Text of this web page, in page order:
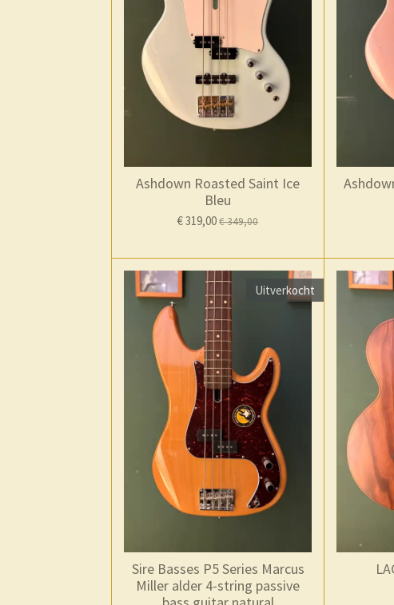
Ashdown Roasted Saint Ice
Bleu
€ 319,00€ 349,00
Uitverkocht
Sire Basses P5 Series Marcus
Miller alder 4-string passive